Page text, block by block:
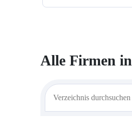
Alle Firmen in